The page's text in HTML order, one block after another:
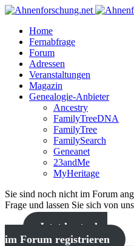
Home
Fernabfrage
Forum
Adressen
Veranstaltungen
Magazin
Genealogie-Anbieter
Ancestry
FamilyTreeDNA
FamilyTree
FamilySearch
Geneanet
23andMe
MyHeritage
Sie sind noch nicht im Forum
Frage und lassen Sie sich von
Jetzt kostenlos
im Forum registrieren